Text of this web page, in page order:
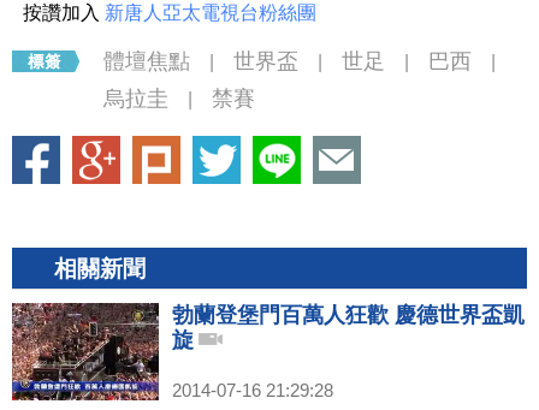
按讚加入 新唐人亞太電視台粉絲團
體壇焦點 世界盃 世足 巴西
烏拉圭 禁賽
相關新聞
勃蘭登堡門百萬人狂歡 慶德世界盃凱
旋
2014-07-16 21:29:28